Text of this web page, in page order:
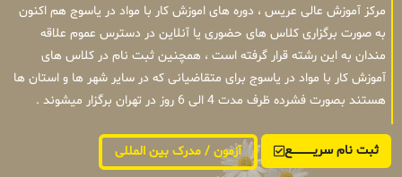
مرکز آموزش عالی عریس ، دوره های اموزش کار با مواد در یاسوج هم اکنون
به صورت برگزاری کلاس های حضوری یا آنلاین در دسترس عموم علاقه
مندان به این رشته قرار گرفته است ، همچنین ثبت نام در کلاس های
آموزش کار با مواد در یاسوج برای متقاضیانی که در سایر شهر ها و استان ها
هستند بصورت فشرده ظرف مدت 4 الی 6 روز در تهران برگزار میشوند .
ثبت نام سریــــــــــــع آزمون / مدرک بین المللی